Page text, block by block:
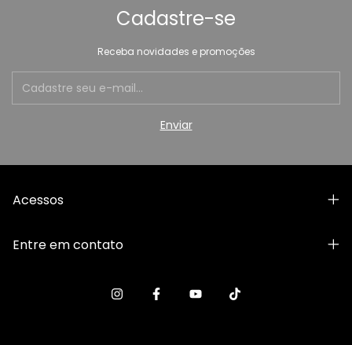
Cadastre-se
Receba novidades e promoções
Acessos
Entre em contato